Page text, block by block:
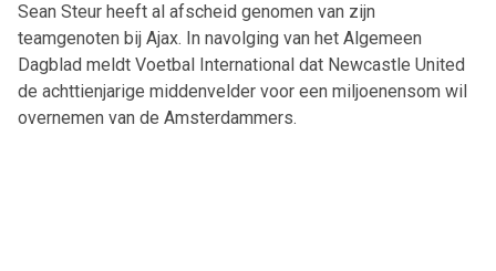
Sean Steur heeft al afscheid genomen van zijn
teamgenoten bij Ajax. In navolging van het Algemeen
Dagblad meldt Voetbal International dat Newcastle United
de achttienjarige middenvelder voor een miljoenensom wil
overnemen van de Amsterdammers.